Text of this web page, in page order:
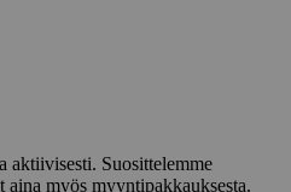
aktiivisesti. Suosittelemme
aina myös myyntipakkauksesta.